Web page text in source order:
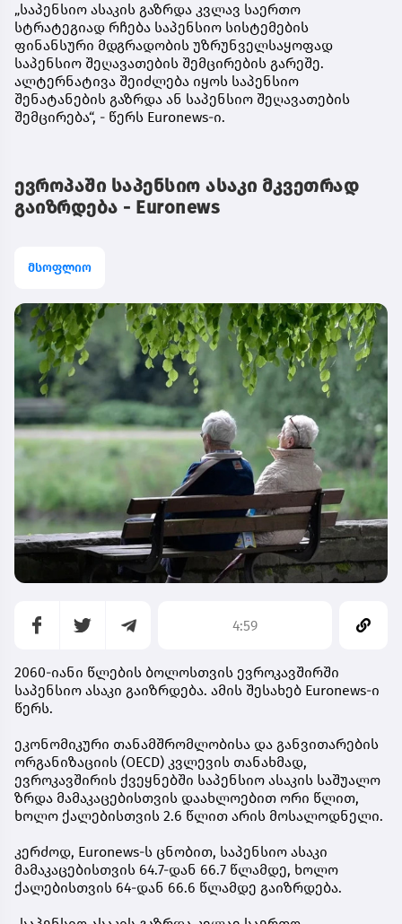
„საპენსიო ასაკის გაზრდა კვლავ საერთო
სტრატეგიად რჩება საპენსიო სისტემების
ფინანსური მდგრადობის უზრუნველსაყოფად
საპენსიო შეღავათების შემცირების გარეშე.
ალტერნატივა შეიძლება იყოს საპენსიო
შენატანების გაზრდა ან საპენსიო შეღავათების
შემცირება“, - წერს Euronews-ი.
ევროპაში საპენსიო ასაკი მკვეთრად
გაიზრდება - Euronews
მსოფლიო
4:59
2060-იანი წლების ბოლოსთვის ევროკავშირში
საპენსიო ასაკი გაიზრდება. ამის შესახებ Euronews-ი
წერს.
ეკონომიკური თანამშრომლობისა და განვითარების
ორგანიზაციის (OECD) კვლევის თანახმად,
ევროკავშირის ქვეყნებში საპენსიო ასაკის საშუალო
ზრდა მამაკაცებისთვის დაახლოებით ორი წლით,
ხოლო ქალებისთვის 2.6 წლით არის მოსალოდნელი.
კერძოდ, Euronews-ს ცნობით, საპენსიო ასაკი
მამაკაცებისთვის 64.7-დან 66.7 წლამდე, ხოლო
ქალებისთვის 64-დან 66.6 წლამდე გაიზრდება.